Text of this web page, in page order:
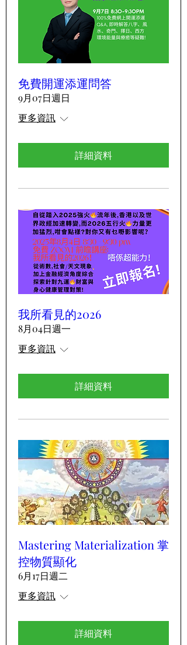
免費開運添運問答
9月07日週日
更多資訊
詳細資料
我所看見的2026
8月04日週一
更多資訊
詳細資料
Mastering Materialization 掌
控物質顯化
6月17日週二
更多資訊
詳細資料